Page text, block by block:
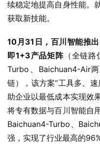
续稳定地提高自身性能。
获取新技能。
10月31日，百川智能推
即1+3产品矩阵（全链路
Turbo、Baichuan4-Air
链），该方案“工具多、
助企业以最低成本实现效
将专有数据与百川智能自
Baichuan4-Turbo、
强，实现了行业最高的